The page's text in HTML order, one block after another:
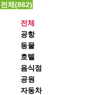
전체(862)
전체
공항
동물
호텔
음식점
공원
자동차